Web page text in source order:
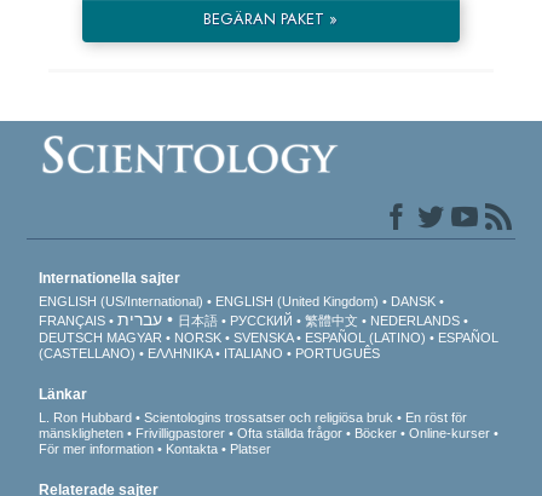
BEGÄRAN PAKET »
Internationella sajter
ENGLISH (US/International) ENGLISH (United Kingdom)
DANSK
FRANÇAIS
עברית 日本語 РУССКИЙ 繁體中文
NEDERLANDS
DEUTSCH MAGYAR NORSK SVENSKA ESPAÑOL (LATINO)
ESPAÑOL
(CASTELLANO)
ΕΛΛΗΝΙΚA ITALIANO PORTUGUÊS
Länkar
L. Ron Hubbard Scientologins trossatser och religiösa bruk
En röst för
mänskligheten
Frivilligpastorer Ofta ställda frågor Böcker
Online-kurser
För mer information
Kontakta Platser
Relaterade sajter